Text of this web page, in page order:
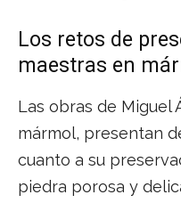
Los retos de
maestras en
Las obras de Miguel
mármol, presentan
cuanto a su
piedra porosa y